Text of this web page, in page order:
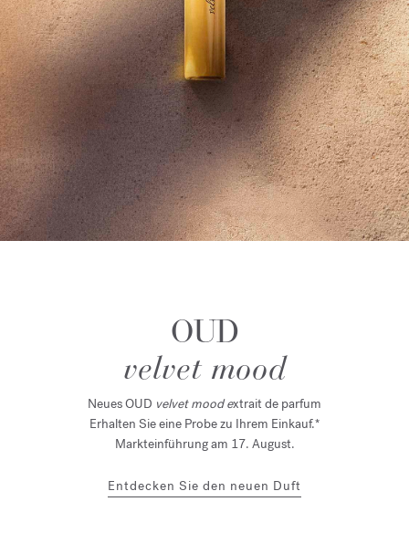
OUD
velvet mood
Neues OUD velvet mood extrait de parfum
Erhalten Sie eine Probe zu Ihrem Einkauf.*
Markteinführung am 17. August.
Entdecken Sie den neuen Duft